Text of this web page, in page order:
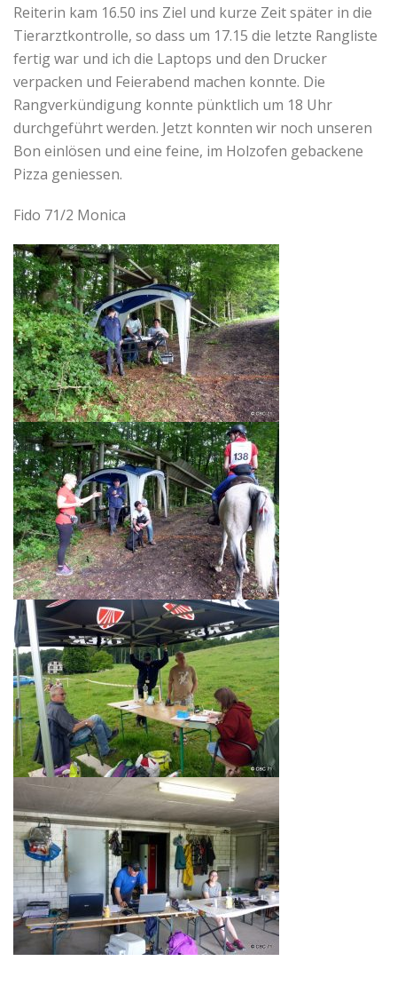
Reiterin kam 16.50 ins Ziel und kurze Zeit später in die
Tierarztkontrolle, so dass um 17.15 die letzte Rangliste
fertig war und ich die Laptops und den Drucker
verpacken und Feierabend machen konnte. Die
Rangverkündigung konnte pünktlich um 18 Uhr
durchgeführt werden. Jetzt konnten wir noch unseren
Bon einlösen und eine feine, im Holzofen gebackene
Pizza geniessen.
Fido 71/2 Monica